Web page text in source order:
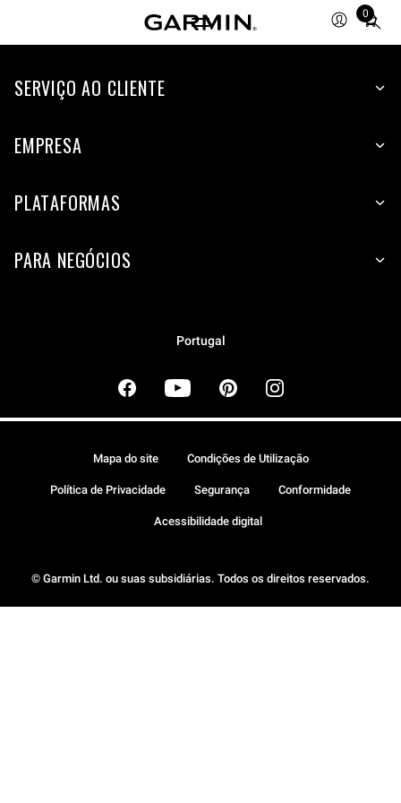
0
Total
SERVIÇO AO CLIENTE
EMPRESA
PLATAFORMAS
PARA NEGÓCIOS
Portugal
© Garmin Ltd. ou suas subsidiárias. Todos os direitos reservados.
Mapa do site Condições de Utilização
Política de Privacidade Segurança Conformidade
Acessibilidade digital